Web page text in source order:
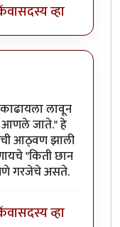
सदस्य व्हा
लावून
जाते." हे
आठ्वण झाली
"किती छान
गरजेचे असते.
सदस्य व्हा